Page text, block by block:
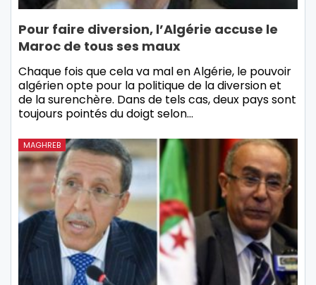
Pour faire diversion, l’Algérie accuse le
Maroc de tous ses maux
Chaque fois que cela va mal en Algérie, le pouvoir
algérien opte pour la politique de la diversion et
de la surenchère. Dans de tels cas, deux pays sont
toujours pointés du doigt selon…
MAGHREB